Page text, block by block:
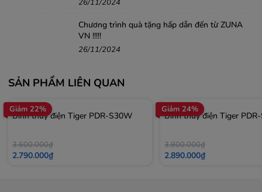
26/11/2024
Chương trình quà tặng hấp dẫn đến từ ZUNA
VN !!!!!
26/11/2024
SẢN PHẨM LIÊN QUAN
Giảm 22%
Bình thủy điện Tiger PDR-S30W
3.600.000₫
2.790.000₫
Giảm 24%
Bình thủy điện Tiger
3.800.000₫
2.890.000₫